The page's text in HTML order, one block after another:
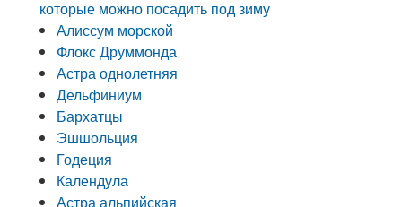
которые можно посадить под зиму
Алиссум морской
Флокс Друммонда
Астра однолетняя
Дельфиниум
Бархатцы
Эшшольция
Годеция
Календула
Астра альпийская